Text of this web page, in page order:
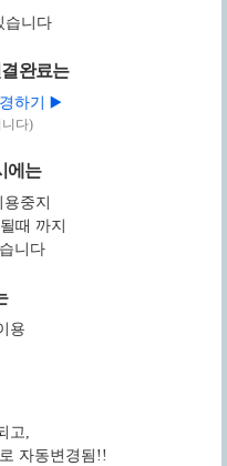
습니다
완료는
하기 ▶️
다)
에는
중지
때 까지
니다
용
고,
자동변경됨!!